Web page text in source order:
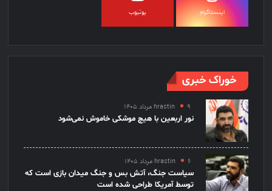
اینستاگرام یوتیوب
خوراک خبری
hrastin ۹ مرداد ۱۴۰۵
نور اربعین با هیچ موشکی خاموش نمی‌شود
hrastin ۶ مرداد ۱۴۰۵
سیاست جنگ، آتش بس و جنگ میدان بازی است که
توسط آمریکا طراحی شده است